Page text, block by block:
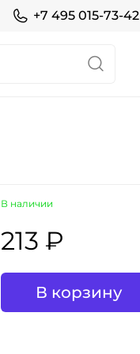
+7 495 015-73-42
В наличии
213 ₽
В корзину